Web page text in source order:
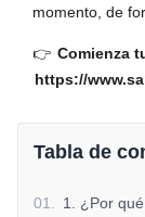
momento, de
👉 Comienza
https://
Tabla de
01
1. ¿Por